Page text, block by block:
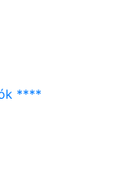
****